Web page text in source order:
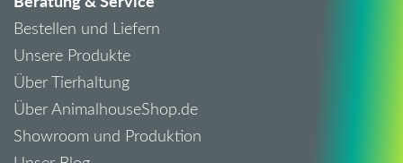
Bestellen und Liefern
Unsere Produkte
Über Tierhaltung
Über AnimalhouseShop.de
Showroom und Produktion